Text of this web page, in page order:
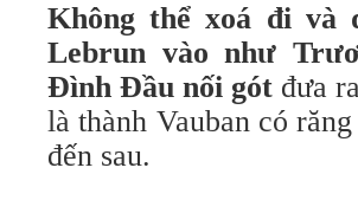
Không thể xoá đi và
Lebrun vào như
Đình Đầu nối gót đưa
là thành Vauban có
đến sau.